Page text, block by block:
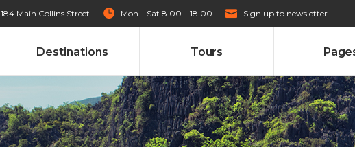
184 Main Collins Street Mon – Sat 8.00 – 18.00 Sign up to newsletter
Destinations Tours
Accordions Countdown
Blockquote
Buttons
Counters
Horizontal